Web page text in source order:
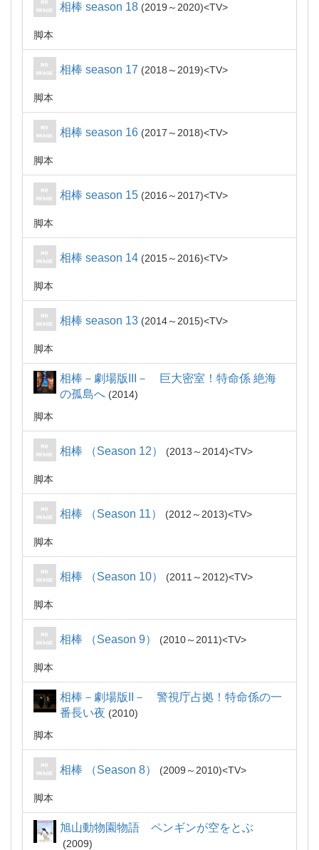
相棒 season 18 2019～2020 TV
脚本
相棒 season 17 2018～2019 TV
脚本
相棒 season 16 2017～2018 TV
脚本
相棒 season 15 2016～2017 TV
脚本
相棒 season 14 2015～2016 TV
脚本
相棒 season 13 2014～2015 TV
脚本
相棒－劇場版III－ 巨大密室！特命係 絶海
の孤島へ
2014
脚本
相棒 （Season 12） 2013～2014 TV
脚本
相棒 （Season 11） 2012～2013 TV
脚本
相棒 （Season 10） 2011～2012 TV
脚本
相棒 （Season 9） 2010～2011 TV
脚本
相棒－劇場版II－ 警視庁占拠！特命係の一
番長い夜
2010
脚本
相棒 （Season 8） 2009～2010 TV
脚本
旭山動物園物語 ペンギンが空をとぶ
2009